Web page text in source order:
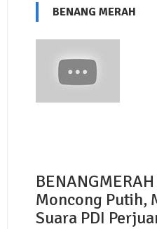
BENANG MERAH
Moncong Putih,
Suara PDI